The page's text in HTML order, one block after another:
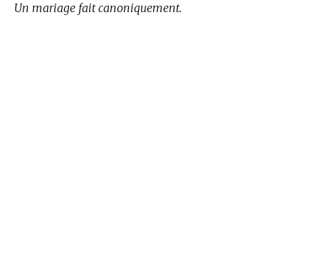
Un mariage fait canoniquement.